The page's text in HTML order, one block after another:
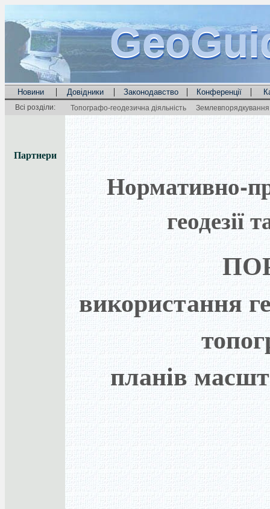
Новини | Довідники | Законодавство | Конференції |
Всі розділи: Топографо-геодезична діяльність
Партнери
Нормативно-
геодезії
використання
планів